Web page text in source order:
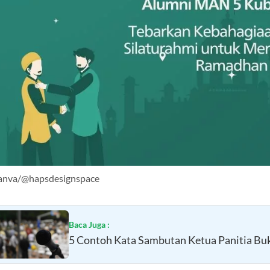
@hapsdesignspace
Baca Juga :
5 Contoh Kata Sambutan Ketua Panitia